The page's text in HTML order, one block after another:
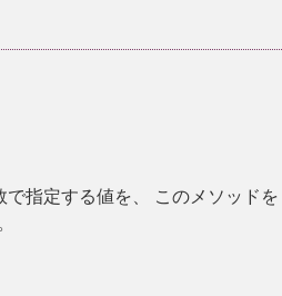
指定する値を、 このメソッドを